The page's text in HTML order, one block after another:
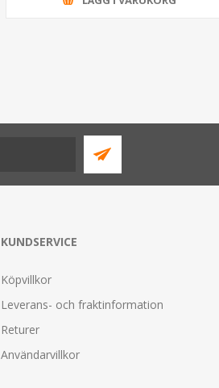
KUNDSERVICE
Köpvillkor
Leverans- och fraktinformation
Returer
Användarvillkor